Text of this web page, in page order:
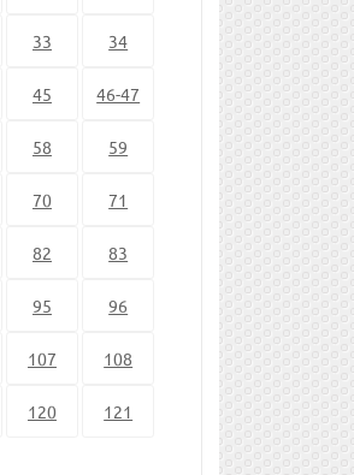
33 34
45 46-47
58 59
70 71
82 83
95 96
107 108
120 121